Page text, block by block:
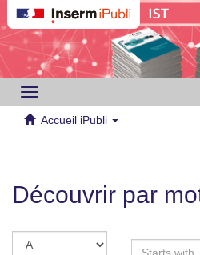
Toggle
navigation
Accueil iPubli
Découvrir par